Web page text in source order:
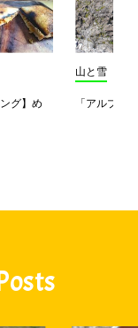
グ】め
山と雪
「アルプス